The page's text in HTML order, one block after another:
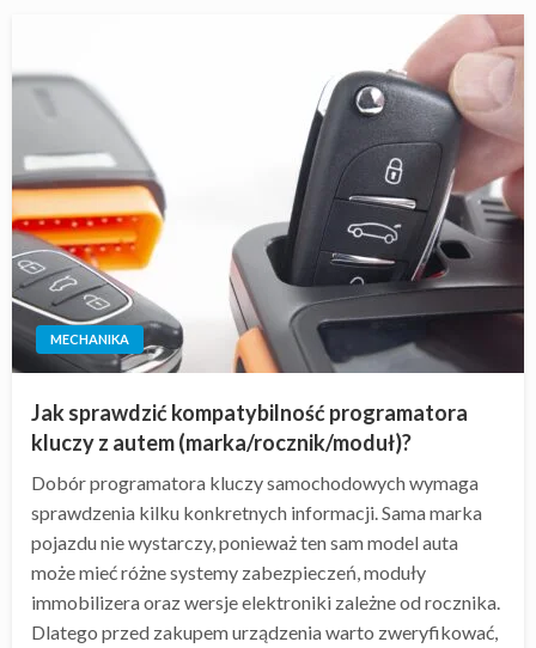
MECHANIKA
Jak sprawdzić kompatybilność programatora
kluczy z autem (marka/rocznik/moduł)?
Dobór programatora kluczy samochodowych wymaga
sprawdzenia kilku konkretnych informacji. Sama marka
pojazdu nie wystarczy, ponieważ ten sam model auta
może mieć różne systemy zabezpieczeń, moduły
immobilizera oraz wersje elektroniki zależne od rocznika.
Dlatego przed zakupem urządzenia warto zweryfikować,